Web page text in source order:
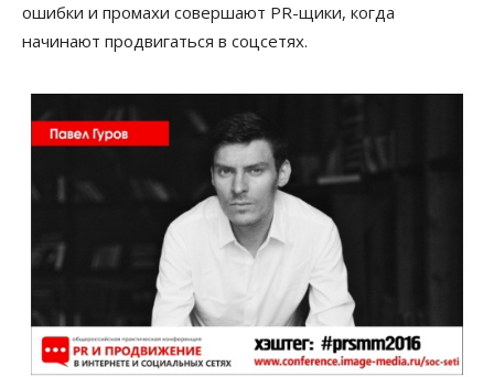
ошибки и промахи совершают PR-щики, когда
начинают продвигаться в соцсетях.